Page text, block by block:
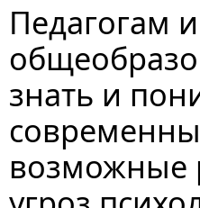
Педагогам
знать и
возможные